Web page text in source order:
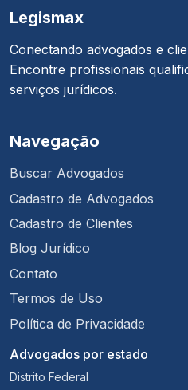
Legismax
Conectando advogados e
Encontre profissionais
serviços jurídicos.
Navegação
Buscar Advogados
Cadastro de Advogados
Cadastro de Clientes
Blog Jurídico
Contato
Termos de Uso
Política de Privacidade
Advogados por estado
Distrito Federal